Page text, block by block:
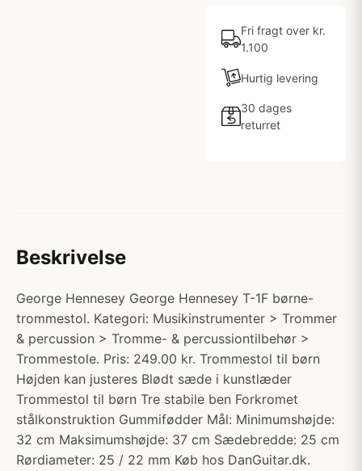
Fri fragt over kr.
1.100
Hurtig levering
30 dages
returret
Beskrivelse
George Hennesey George Hennesey T-1F børne-
trommestol. Kategori: Musikinstrumenter > Trommer
& percussion > Tromme- & percussiontilbehør >
Trommestole. Pris: 249.00 kr. Trommestol til børn
Højden kan justeres Blødt sæde i kunstlæder
Trommestol til børn Tre stabile ben Forkromet
stålkonstruktion Gummifødder Mål: Minimumshøjde:
32 cm Maksimumshøjde: 37 cm Sædebredde: 25 cm
Rørdiameter: 25 / 22 mm Køb hos DanGuitar.dk.